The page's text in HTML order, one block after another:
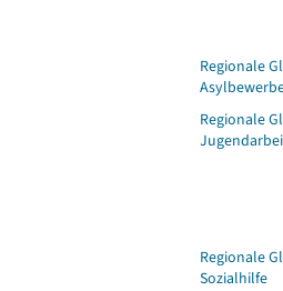
Regionale
Regionale
Regionale
Sozialhilfe